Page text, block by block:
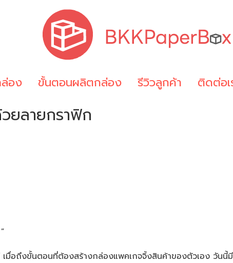
อง ขั้นตอนผลิตกล่อง รีวิวลูกค้า ติดต่อเ
ยลายกราฟิก
ขั้นตอนที่ต้องสร้างกล่องแพคเกจจิ้งสินค้าของตัวเอง วันนี้มี